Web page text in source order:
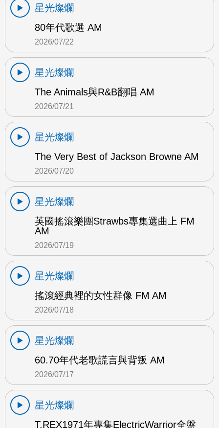
星光燦爛
80年代歌選 AM
2026/07/22
星光燦爛
The Animals與R&B翻唱 AM
2026/07/21
星光燦爛
The Very Best of Jackson Browne AM
2026/07/20
星光燦爛
英國搖滾樂團Strawbs專集選曲上 FM
AM
2026/07/19
星光燦爛
搖滾經典裡的女性群像 FM AM
2026/07/18
星光燦爛
60.70年代老歌謊言與背叛 AM
2026/07/17
星光燦爛
T.REX1971年專集ElectricWarrior全盤